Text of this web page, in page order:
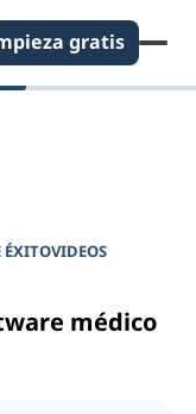
gratis
ÉXITOVIDEOS
médico